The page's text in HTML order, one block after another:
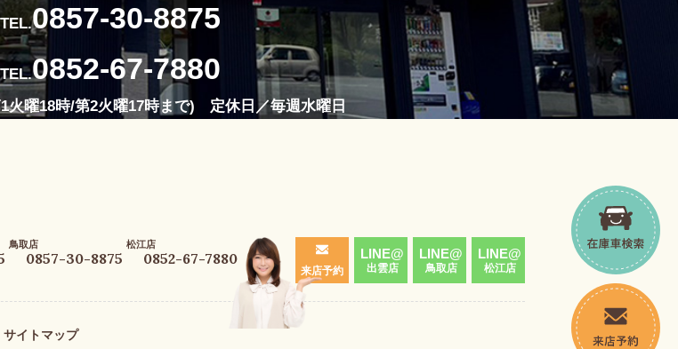
0857-30-8875
0852-67-7880
火曜18時/第2火曜17時まで) 定休日／毎週水曜日
鳥取店
0857-30-8875
松江店
0852-67-7880
来店予約
LINE@
出雲店
LINE@
鳥取店
LINE@
松江店
サイトマップ